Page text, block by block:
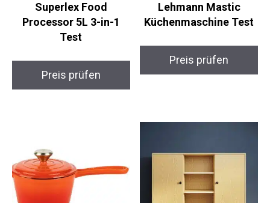
Superlex Food
Processor 5L 3-in-1
Test
Preis prüfen
Lehmann Mastic
Küchenmaschine Test
Preis prüfen